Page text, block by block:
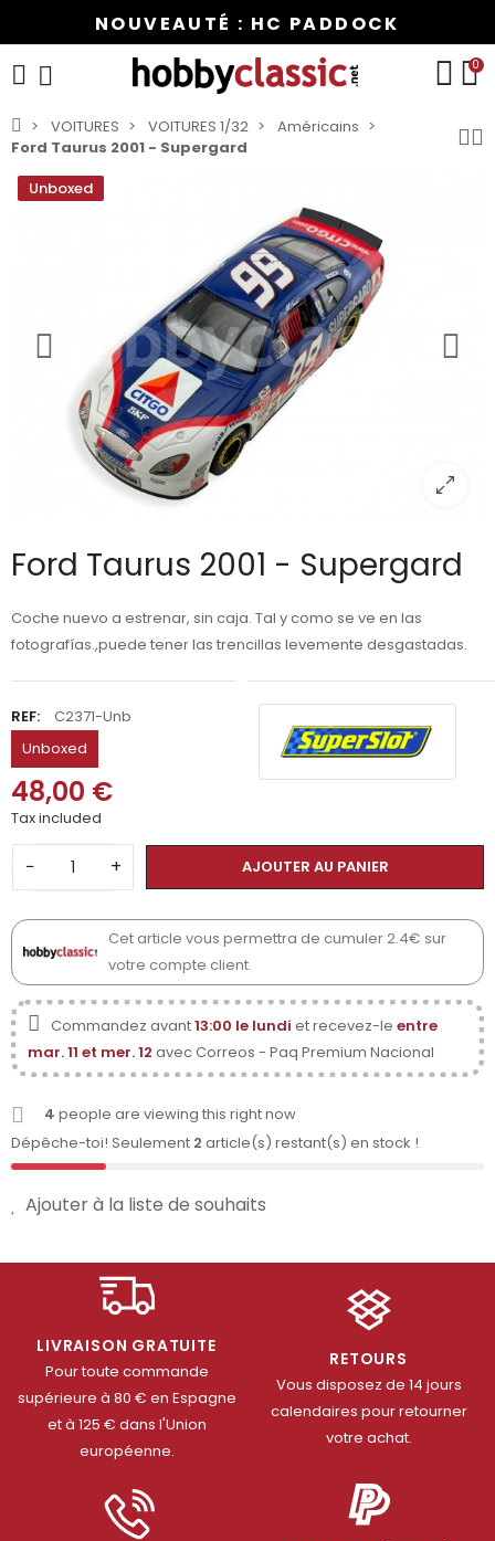
NOUVEAUTÉ : HC PADDOCK
0
VOITURES VOITURES 1/32
Américains
Ford Taurus 2001 - Supergard
Unboxed
Ford Taurus 2001 - Supergard
Coche nuevo a estrenar, sin caja. Tal y como se ve en las
fotografías.,puede tener las trencillas levemente desgastadas.
REF:
C2371-Unb
Unboxed
48,00 €
Tax included
− + AJOUTER AU PANIER
Cet article vous permettra de cumuler 2.4€ sur
votre compte client.
Commandez avant13:00 le lundi et recevez-le entre
mar. 11 et mer. 12 avec Correos - Paq Premium Nacional
4 people are viewing this right now
Dépêche-toi! Seulement 2 article(s) restant(s) en stock !
Ajouter à la liste de souhaits
LIVRAISON GRATUITE
Pour toute commande
supérieure à 80 € en Espagne
et à 125 € dans l'Union
européenne.
RETOURS
Vous disposez de 14 jours
calendaires pour retourner
votre achat.